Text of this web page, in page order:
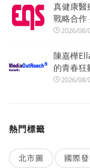
真健康醫
戰略合作
2026/08/
陳嘉樺
的青春狂
2026/08/
熱門標籤
北市圖 國際